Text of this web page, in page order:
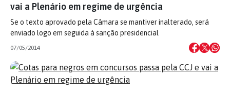
vai a Plenário em regime de urgência
Se o texto aprovado pela Câmara se mantiver inalterado, será
enviado logo em seguida à sanção presidencial
07/05/2014